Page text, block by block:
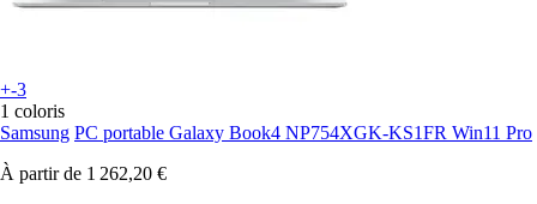
+-3
1 coloris
Samsung PC portable Galaxy Book4 NP754XGK-KS1FR Win11 Pro
À partir de 1 262,20 €